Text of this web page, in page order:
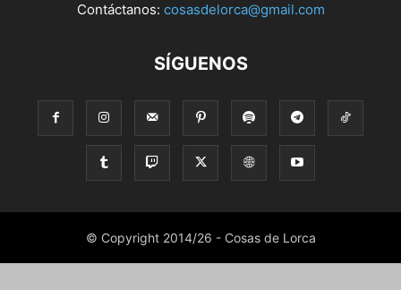
Contáctanos: cosasdelorca@gmail.com
SÍGUENOS
© Copyright 2014/26 - Cosas de Lorca